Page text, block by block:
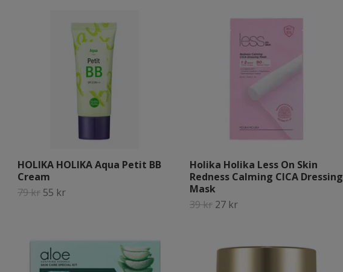
HOLIKA HOLIKA Aqua Petit BB
Cream
79 kr 55 kr
Holika Holika Less On Skin
Redness Calming CICA Dressing
Mask
39 kr 27 kr